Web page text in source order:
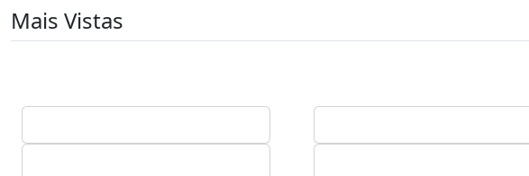
Mais Vistas